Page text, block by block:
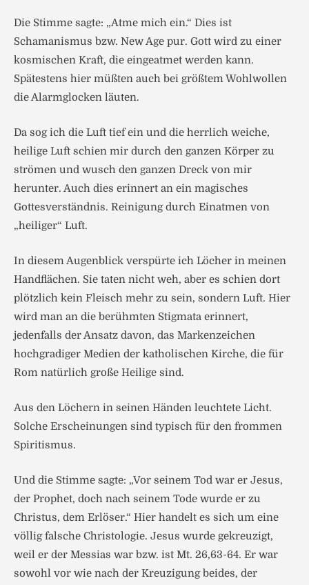
Die Stimme sagte: „Atme mich ein.“ Dies ist
Schamanismus bzw. New Age pur. Gott wird zu einer
kosmischen Kraft, die eingeatmet werden kann.
Spätestens hier müßten auch bei größtem Wohlwollen
die Alarmglocken läuten.
Da sog ich die Luft tief ein und die herrlich weiche,
heilige Luft schien mir durch den ganzen Körper zu
strömen und wusch den ganzen Dreck von mir
herunter. Auch dies erinnert an ein magisches
Gottesverständnis. Reinigung durch Einatmen von
„heiliger“ Luft.
In diesem Augenblick verspürte ich Löcher in meinen
Handflächen. Sie taten nicht weh, aber es schien dort
plötzlich kein Fleisch mehr zu sein, sondern Luft. Hier
wird man an die berühmten Stigmata erinnert,
jedenfalls der Ansatz davon, das Markenzeichen
hochgradiger Medien der katholischen Kirche, die für
Rom natürlich große Heilige sind.
Aus den Löchern in seinen Händen leuchtete Licht.
Solche Erscheinungen sind typisch für den frommen
Spiritismus.
Und die Stimme sagte: „Vor seinem Tod war er Jesus,
der Prophet, doch nach seinem Tode wurde er zu
Christus, dem Erlöser.“ Hier handelt es sich um eine
völlig falsche Christologie. Jesus wurde gekreuzigt,
weil er der Messias war bzw. ist Mt. 26,63-64. Er war
sowohl vor wie nach der Kreuzigung beides, der